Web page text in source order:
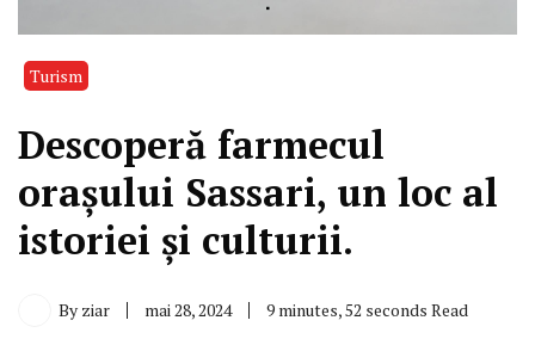
Turism
Descoperă farmecul
orașului Sassari, un loc al
istoriei și culturii.
By ziar mai 28, 2024 9 minutes, 52 seconds Read